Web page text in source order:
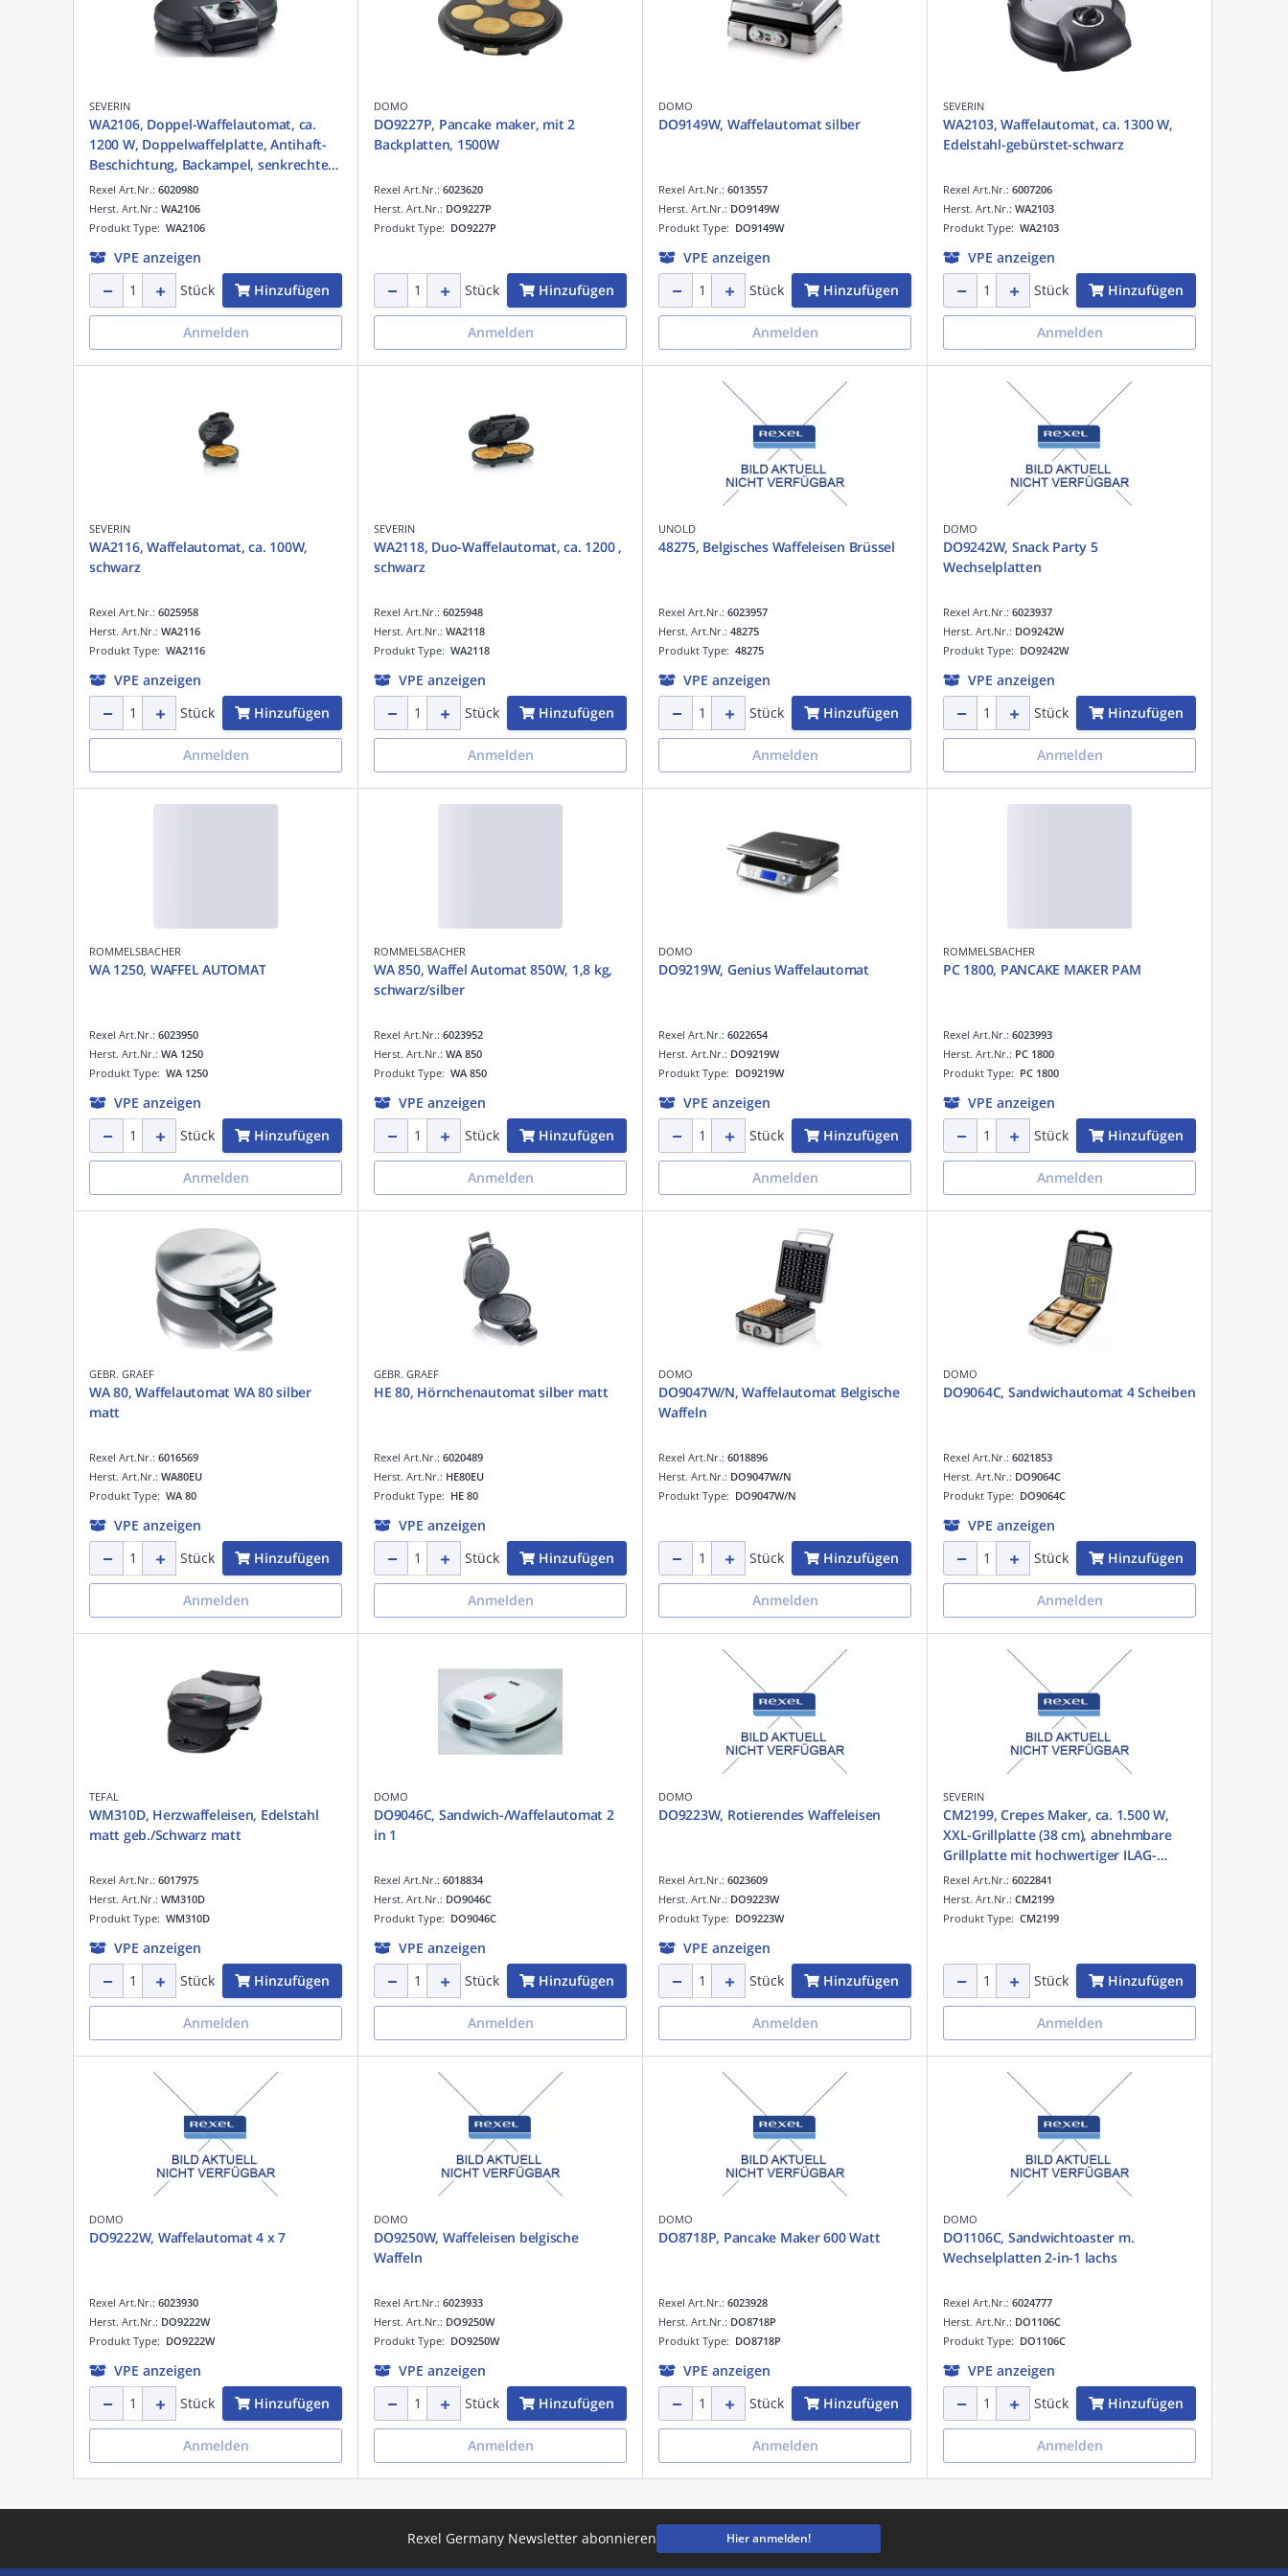
SEVERIN
WA2106, Doppel-Waffelautomat, ca.
1200 W, Doppelwaffelplatte, Antihaft-
Beschichtung, Backampel, senkrechte
Aufbewahrung, schwarz
Rexel Art.Nr.: 6020980
Produkt Type: WA2106
Herst. Art.Nr.: WA2106
VPE anzeigen
Stück
Hinzufügen
Anmelden
DOMO
DO9227P, Pancake maker, mit 2
Backplatten, 1500W
Rexel Art.Nr.: 6023620
Produkt Type: DO9227P
Herst. Art.Nr.: DO9227P
Stück Hinzufügen
Anmelden
DOMO
DO9149W, Waffelautomat silber
Rexel Art.Nr.: 6013557
Produkt Type: DO9149W
Herst. Art.Nr.: DO9149W
VPE anzeigen
Stück
Hinzufügen
Anmelden
SEVERIN
WA2103, Waffelautomat, ca. 1300 W,
Edelstahl-gebürstet-schwarz
Rexel Art.Nr.: 6007206
Produkt Type: WA2103
Herst. Art.Nr.: WA2103
VPE anzeigen
Stück
Hinzufügen
Anmelden
SEVERIN
WA2116, Waffelautomat, ca. 100W,
schwarz
Rexel Art.Nr.: 6025958
Produkt Type: WA2116
Herst. Art.Nr.: WA2116
VPE anzeigen
Stück
Hinzufügen
Anmelden
SEVERIN
WA2118, Duo-Waffelautomat, ca. 1200 ,
schwarz
Rexel Art.Nr.: 6025948
Produkt Type: WA2118
Herst. Art.Nr.: WA2118
VPE anzeigen
Stück
Hinzufügen
Anmelden
UNOLD
48275, Belgisches Waffeleisen Brüssel
Rexel Art.Nr.: 6023957
Produkt Type: 48275
Herst. Art.Nr.: 48275
VPE anzeigen
Stück
Hinzufügen
Anmelden
DOMO
DO9242W, Snack Party 5
Wechselplatten
Rexel Art.Nr.: 6023937
Produkt Type: DO9242W
Herst. Art.Nr.: DO9242W
VPE anzeigen
Stück
Hinzufügen
Anmelden
ROMMELSBACHER
WA 1250, WAFFEL AUTOMAT
Rexel Art.Nr.: 6023950
Produkt Type: WA 1250
Herst. Art.Nr.: WA 1250
VPE anzeigen
Stück
Hinzufügen
Anmelden
ROMMELSBACHER
WA 850, Waffel Automat 850W, 1,8 kg,
schwarz/silber
Rexel Art.Nr.: 6023952
Produkt Type: WA 850
Herst. Art.Nr.: WA 850
VPE anzeigen
Stück
Hinzufügen
Anmelden
DOMO
DO9219W, Genius Waffelautomat
Rexel Art.Nr.: 6022654
Produkt Type: DO9219W
Herst. Art.Nr.: DO9219W
VPE anzeigen
Stück
Hinzufügen
Anmelden
ROMMELSBACHER
PC 1800, PANCAKE MAKER PAM
Rexel Art.Nr.: 6023993
Produkt Type: PC 1800
Herst. Art.Nr.: PC 1800
VPE anzeigen
Stück
Hinzufügen
Anmelden
GEBR. GRAEF
WA 80, Waffelautomat WA 80 silber
matt
Rexel Art.Nr.: 6016569
Produkt Type: WA 80
Herst. Art.Nr.: WA80EU
VPE anzeigen
Stück
Hinzufügen
Anmelden
GEBR. GRAEF
HE 80, Hörnchenautomat silber matt
Rexel Art.Nr.: 6020489
Produkt Type: HE 80
Herst. Art.Nr.: HE80EU
VPE anzeigen
Stück
Hinzufügen
Anmelden
DOMO
DO9047W/N, Waffelautomat Belgische
Waffeln
Rexel Art.Nr.: 6018896
Produkt Type: DO9047W/N
Herst. Art.Nr.: DO9047W/N
Stück Hinzufügen
Anmelden
DOMO
DO9064C, Sandwichautomat 4 Scheiben
Rexel Art.Nr.: 6021853
Produkt Type: DO9064C
Herst. Art.Nr.: DO9064C
VPE anzeigen
Stück
Hinzufügen
Anmelden
TEFAL
WM310D, Herzwaffeleisen, Edelstahl
matt geb./Schwarz matt
Rexel Art.Nr.: 6017975
Produkt Type: WM310D
Herst. Art.Nr.: WM310D
VPE anzeigen
Stück
Hinzufügen
Anmelden
DOMO
DO9046C, Sandwich-/Waffelautomat 2
in 1
Rexel Art.Nr.: 6018834
Produkt Type: DO9046C
Herst. Art.Nr.: DO9046C
VPE anzeigen
Stück
Hinzufügen
Anmelden
DOMO
DO9223W, Rotierendes Waffeleisen
Rexel Art.Nr.: 6023609
Produkt Type: DO9223W
Herst. Art.Nr.: DO9223W
VPE anzeigen
Stück
Hinzufügen
Anmelden
SEVERIN
CM2199, Crepes Maker, ca. 1.500 W,
XXL-Grillplatte (38 cm), abnehmbare
Grillplatte mit hochwertiger ILAG-
Markenbeschichtung, inkl. Teigspatel
und Crepeswender
Rexel Art.Nr.: 6022841
Produkt Type: CM2199
Herst. Art.Nr.: CM2199
Stück Hinzufügen
Anmelden
DOMO
DO9222W, Waffelautomat 4 x 7
Rexel Art.Nr.: 6023930
Produkt Type: DO9222W
Herst. Art.Nr.: DO9222W
VPE anzeigen
Stück
Hinzufügen
Anmelden
DOMO
DO9250W, Waffeleisen belgische
Waffeln
Rexel Art.Nr.: 6023933
Produkt Type: DO9250W
Herst. Art.Nr.: DO9250W
VPE anzeigen
Stück
Hinzufügen
Anmelden
DOMO
DO8718P, Pancake Maker 600 Watt
Rexel Art.Nr.: 6023928
Produkt Type: DO8718P
Herst. Art.Nr.: DO8718P
VPE anzeigen
Stück
Hinzufügen
Anmelden
DOMO
DO1106C, Sandwichtoaster m.
Wechselplatten 2-in-1 lachs
Rexel Art.Nr.: 6024777
Produkt Type: DO1106C
Herst. Art.Nr.: DO1106C
VPE anzeigen
Stück
Hinzufügen
Anmelden
Rexel Germany Newsletter abonnieren Hier anmelden!